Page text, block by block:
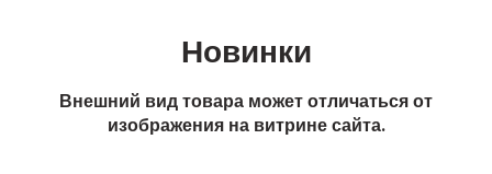
Новинки
Внешний вид товара может отличаться от
изображения на витрине сайта.